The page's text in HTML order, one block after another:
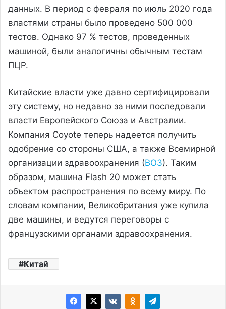
данных. В период с февраля по июль 2020 года
властями страны было проведено 500 000
тестов. Однако 97 % тестов, проведенных
машиной, были аналогичны обычным тестам
ПЦР.
Китайские власти уже давно сертифицировали
эту систему, но недавно за ними последовали
власти Европейского Союза и Австралии.
Компания Coyote теперь надеется получить
одобрение со стороны США, а также Всемирной
организации здравоохранения (ВОЗ). Таким
образом, машина Flash 20 может стать
объектом распространения по всему миру. По
словам компании, Великобритания уже купила
две машины, и ведутся переговоры с
французскими органами здравоохранения.
Китай